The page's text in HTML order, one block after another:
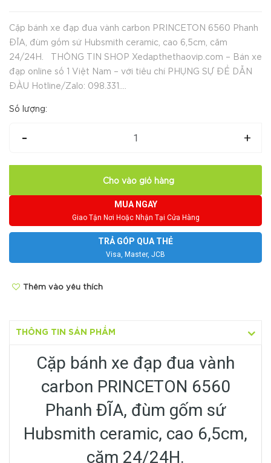
Cặp bánh xe đạp đua vành carbon PRINCETON 6560 Phanh
ĐĨA, đùm gốm sứ Hubsmith ceramic, cao 6,5cm, căm
24/24H. THÔNG TIN SHOP Xedapthethaovip.com – Bán xe
đạp online số 1 Việt Nam – với tiêu chí PHỤNG SỰ ĐỂ DẪN
ĐẦU Hotline/Zalo: 098.331....
Số lượng:
- +
Cho vào giỏ hàng
MUA NGAY
Giao Tận Nơi Hoặc Nhận Tại Cửa Hàng
TRẢ GÓP QUA THẺ
Visa, Master, JCB
Thêm vào yêu thích
THÔNG TIN SẢN PHẨM
Cặp bánh xe đạp đua vành
carbon PRINCETON 6560
Phanh ĐĨA, đùm gốm sứ
Hubsmith ceramic, cao 6,5cm,
căm 24/24H.